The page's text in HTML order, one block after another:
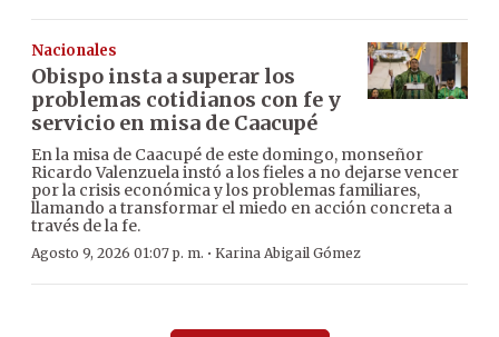
Nacionales
Obispo insta a superar los
problemas cotidianos con fe y
servicio en misa de Caacupé
En la misa de Caacupé de este domingo, monseñor
Ricardo Valenzuela instó a los fieles a no dejarse vencer
por la crisis económica y los problemas familiares,
llamando a transformar el miedo en acción concreta a
través de la fe.
Agosto 9, 2026 01:07 p. m. · Karina Abigail Gómez